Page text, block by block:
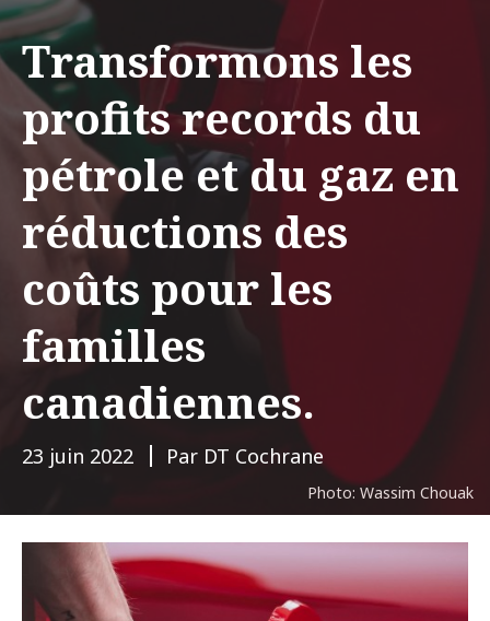
Transformons les
profits records du
pétrole et du gaz en
réductions des
coûts pour les
familles
canadiennes.
23 juin 2022 Par DT Cochrane
Photo: Wassim Chouak